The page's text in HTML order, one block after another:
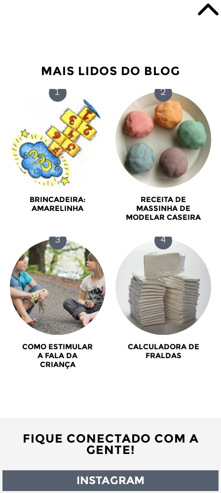
MAIS LIDOS DO BLOG
BRINCADEIRA:
AMARELINHA
RECEITA DE
MASSINHA DE
MODELAR CASEIRA
COMO ESTIMULAR
A FALA DA
CRIANÇA
CALCULADORA DE
FRALDAS
FIQUE CONECTADO COM A
GENTE!
INSTAGRAM